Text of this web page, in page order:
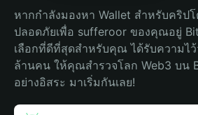
หากกำลังมองหา Wallet สำหรับคริป
ปลอดภัยเพื่อ sufferoor ของคุณอยู่
เลือกที่ดีที่สุดสำหรับคุณ ได้รับความไว้
ล้านคน ให้คุณสำรวจโลก Web3 บน
อย่างอิสระ มาเริ่มกันเลย!